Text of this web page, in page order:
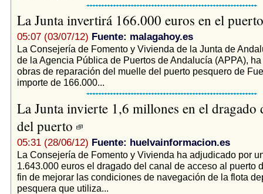
La Junta invertirá 166.000 euros en el
05:07 (03/07/12) Fuente: malagahoy.es
La Consejería de Fomento y Vivienda de la Junta de
de la Agencia Pública de Puertos de Andalucía (APPA),
obras de reparación del muelle del puerto pesquero de
importe de 166.000...
La Junta invierte 1,6 millones en el dragado
del puerto
05:31 (28/06/12) Fuente: huelvainformacion.es
La Consejería de Fomento y Vivienda ha adjudicado por
1.643.000 euros el dragado del canal de acceso al puerto
fin de mejorar las condiciones de navegación de la flota
pesquera que utiliza...